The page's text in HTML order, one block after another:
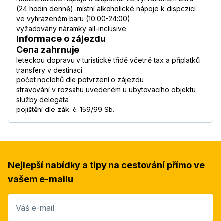
(24 hodin denně), místní alkoholické nápoje k dispozici
ve vyhrazeném baru (10:00-24:00)
vyžadovány náramky all-inclusive
Informace o zájezdu
Cena zahrnuje
leteckou dopravu v turistické třídě včetně tax a příplatků
transfery v destinaci
počet noclehů dle potvrzení o zájezdu
stravování v rozsahu uvedeném u ubytovacího objektu
služby delegáta
pojištění dle zák. č. 159/99 Sb.
Nejlepší nabídky a tipy na cestování přímo ve
vašem e-mailu
Váš e-mail